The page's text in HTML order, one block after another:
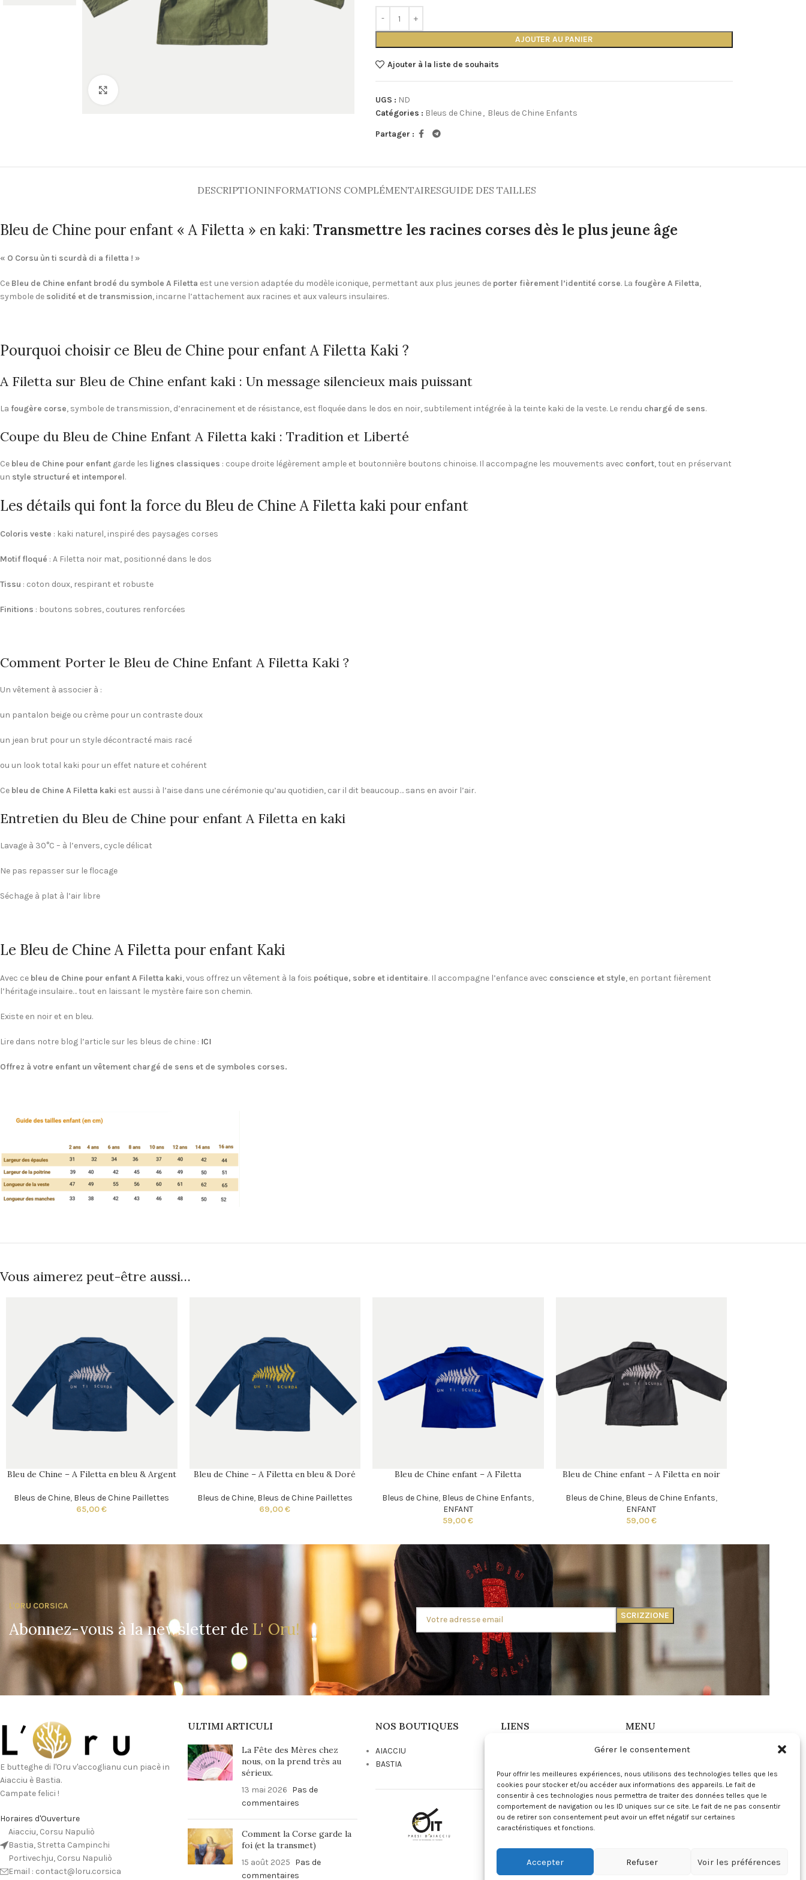
Gérer le consentement
Pour offrir les meilleures expériences, nous utilisons des technologies telles que les
cookies pour stocker et/ou accéder aux informations des appareils. Le fait de
consentir à ces technologies nous permettra de traiter des données telles que le
comportement de navigation ou les ID uniques sur ce site. Le fait de ne pas consentir
ou de retirer son consentement peut avoir un effet négatif sur certaines
caractéristiques et fonctions.
Accepter Refuser Voir les préférences
AJOUTER AU PANIER
Ajouter à la liste de souhaits
UGS : ND
Catégories : Bleus de Chine, Bleus de Chine Enfants
Partager :
DESCRIPTIONINFORMATIONS COMPLÉMENTAIRESGUIDE DES TAILLES
Bleu de Chine pour enfant « A Filetta » en kaki: Transmettre les racines corses dès le plus jeune âge
« O Corsu ùn ti scurdà di a filetta ! »
Ce Bleu de Chine enfant brodé du symbole A Filetta est une version adaptée du modèle iconique, permettant aux plus jeunes de porter fièrement l’identité corse. La fougère A Filetta,
symbole de solidité et de transmission, incarne l’attachement aux racines et aux valeurs insulaires.
Pourquoi choisir ce Bleu de Chine pour enfant A Filetta Kaki ?
A Filetta sur Bleu de Chine enfant kaki : Un message silencieux mais puissant
La fougère corse, symbole de transmission, d’enracinement et de résistance, est floquée dans le dos en noir, subtilement intégrée à la teinte kaki de la veste. Le rendu chargé de sens.
Coupe du Bleu de Chine Enfant A Filetta kaki : Tradition et Liberté
Ce bleu de Chine pour enfant garde les lignes classiques : coupe droite légèrement ample et boutonnière boutons chinoise. Il accompagne les mouvements avec confort, tout en préservant
un style structuré et intemporel.
Les détails qui font la force du Bleu de Chine A Filetta kaki pour enfant
Coloris veste : kaki naturel, inspiré des paysages corses
Motif floqué : A Filetta noir mat, positionné dans le dos
Tissu : coton doux, respirant et robuste
Finitions : boutons sobres, coutures renforcées
Comment Porter le Bleu de Chine Enfant A Filetta Kaki ?
Un vêtement à associer à :
un pantalon beige ou crème pour un contraste doux
un jean brut pour un style décontracté mais racé
ou un look total kaki pour un effet nature et cohérent
Ce bleu de Chine A Filetta kaki est aussi à l’aise dans une cérémonie qu’au quotidien, car il dit beaucoup… sans en avoir l’air.
Entretien du Bleu de Chine pour enfant A Filetta en kaki
Lavage à 30°C – à l’envers, cycle délicat
Ne pas repasser sur le flocage
Séchage à plat à l’air libre
Le Bleu de Chine A Filetta pour enfant Kaki
Avec ce bleu de Chine pour enfant A Filetta kaki, vous offrez un vêtement à la fois poétique, sobre et identitaire. Il accompagne l’enfance avec conscience et style, en portant fièrement
l’héritage insulaire… tout en laissant le mystère faire son chemin.
Existe en noir et en bleu.
Lire dans notre blog l’article sur les bleus de chine : ICI
Offrez à votre enfant un vêtement chargé de sens et de symboles corses.
Vous aimerez peut-être aussi…
Bleu de Chine – A Filetta en bleu & Argent
Bleus de Chine, Bleus de Chine Paillettes
65,00€
Bleu de Chine – A Filetta en bleu & Doré
Bleus de Chine, Bleus de Chine Paillettes
69,00€
Bleu de Chine enfant – A Filetta
Bleus de Chine, Bleus de Chine Enfants,
ENFANT
59,00€
Bleu de Chine enfant – A Filetta en noir
Bleus de Chine, Bleus de Chine Enfants,
ENFANT
59,00€
L'ORU CORSICA
Abonnez-vous à la newsletter de L' Oru!
E butteghe di l'Oru v'accoglianu cun piacè in
Aiacciu è Bastia.
Campate felici !
Horaires d'Ouverture
Aiacciu, Corsu Napuliò
Bastia, Stretta Campinchi
Portivechju, Corsu Napuliò
Email : contact@loru.corsica
ULTIMI ARTICULI
La Fête des Mères chez
nous, on la prend très au
sérieux.
13 mai 2026 Pas de
commentaires
Comment la Corse garde la
foi (et la transmet)
15 août 2025 Pas de
commentaires
NOS BOUTIQUES
AIACCIU
BASTIA
LIENS
Conditions Générales de
Mentions Légales
Politique de Confidentialité
Politique de Cookies
MENU
Instagram
Contact